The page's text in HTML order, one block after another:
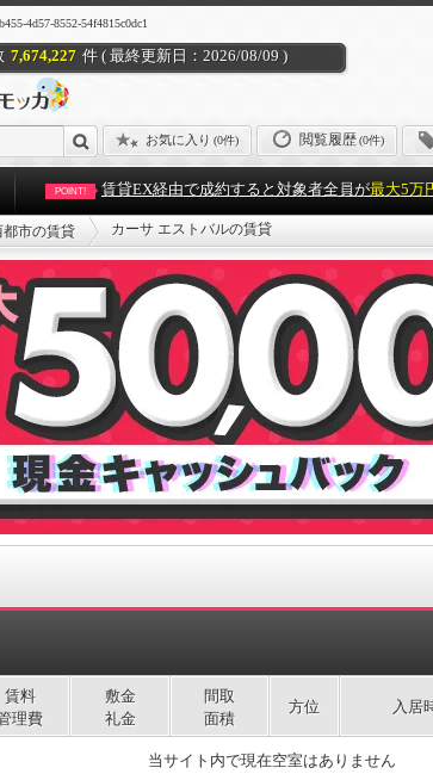
4d57-8552-54f4815c0dc1
7,674,227 件 ( 最終更新日：2026/08/09 )
お気に入り (0件) 閲覧履歴(0件)
POINT! 賃貸EX経由で成約すると対象者全員が最大5万
都市の賃貸 カーサ エストバルの賃貸
賃料
理費
敷金
礼金
間取
面積
方位 入居
当サイト内で現在空室はありません